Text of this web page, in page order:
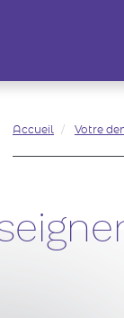
Accueil Votre